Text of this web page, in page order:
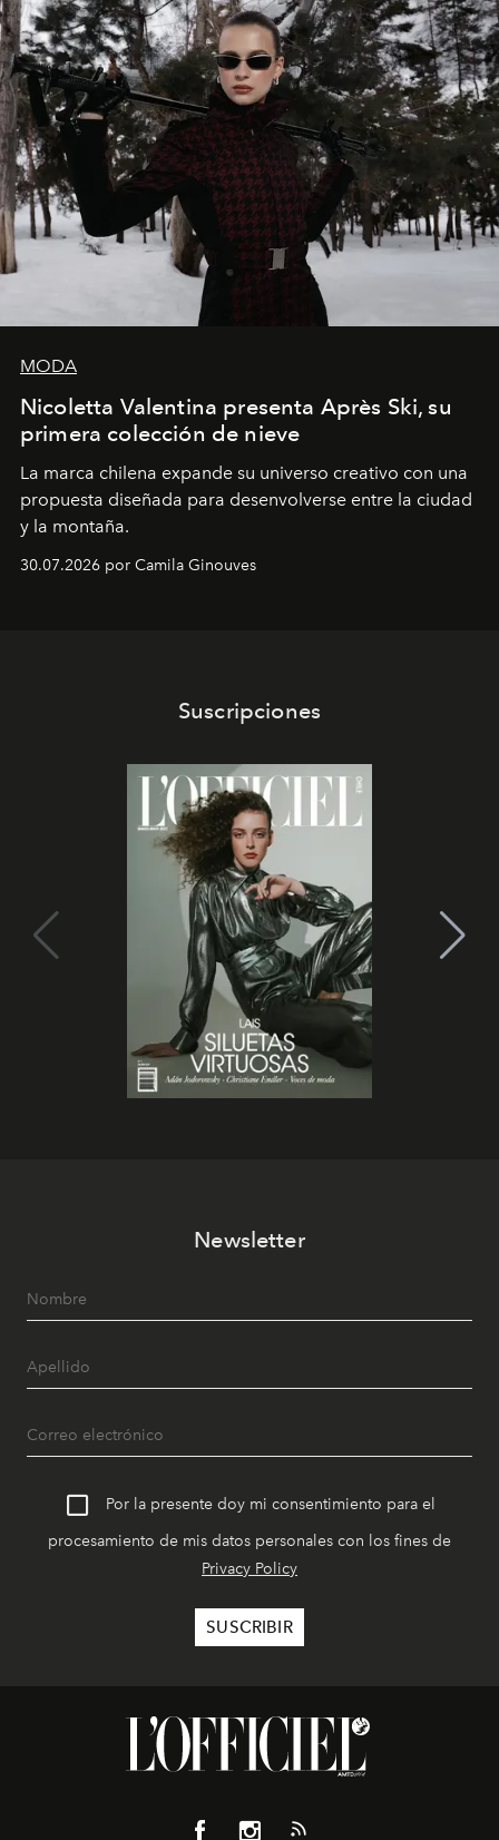
MODA
Nicoletta Valentina presenta Après Ski, su
primera colección de nieve
La marca chilena expande su universo creativo con una
propuesta diseñada para desenvolverse entre la ciudad
y la montaña.
30.07.2026 por Camila Ginouves
Suscripciones
Newsletter
Por la presente doy mi consentimiento para el
procesamiento de mis datos personales con los fines de
Privacy Policy